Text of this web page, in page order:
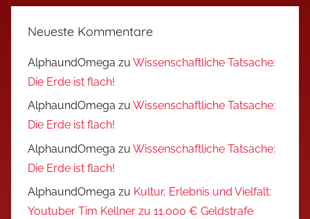
Neueste Kommentare
AlphaundOmega zu Wissenschaftliche Tatsache:
Die Erde ist flach!
AlphaundOmega zu Wissenschaftliche Tatsache:
Die Erde ist flach!
AlphaundOmega zu Wissenschaftliche Tatsache:
Die Erde ist flach!
AlphaundOmega zu Kultur, Erlebnis und Vielfalt:
Youtuber Tim Kellner zu 11.000 € Geldstrafe